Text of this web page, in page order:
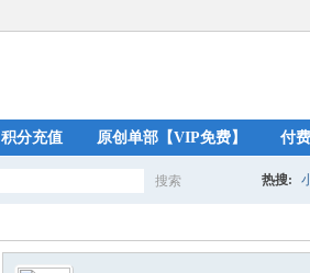
积分充值 原创单部【VIP免费】 付
搜索 热搜: